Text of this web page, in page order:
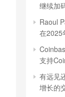
继续加
Raoul
在2025
支持
有远见
增长的